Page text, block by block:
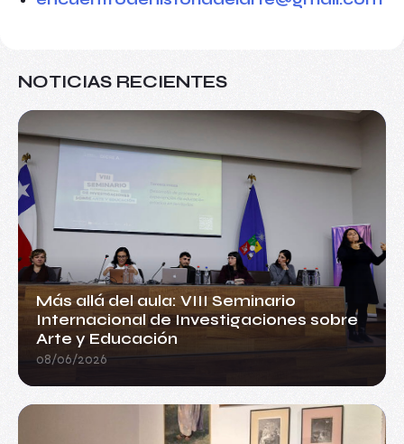
NOTICIAS RECIENTES
Más allá del aula: VIII Seminario
Internacional de Investigaciones sobre
Arte y Educación
08/06/2026